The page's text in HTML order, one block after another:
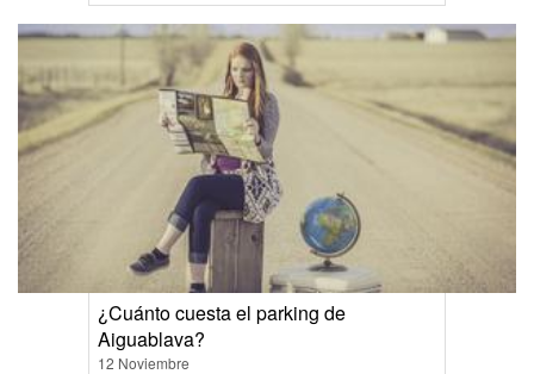
¿Cuánto cuesta el parking de
Aiguablava?
12 Noviembre